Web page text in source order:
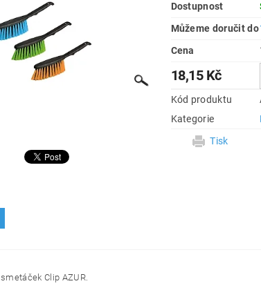
Dostupnost
Můžeme doručit do
Cena
18,15 Kč
Kód produktu
Kategorie
Tisk
Clip AZUR.